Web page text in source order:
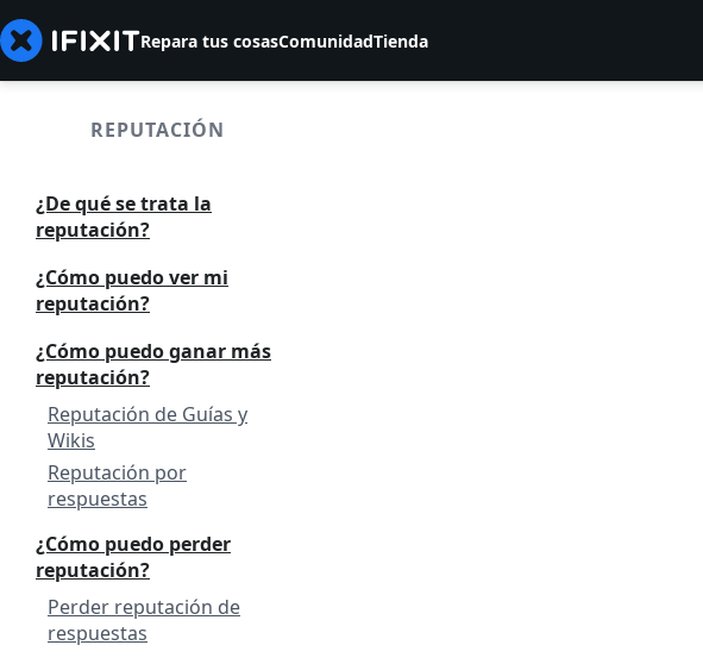
Repara tus cosasComunidadTienda
REPUTACIÓN
¿De qué se trata la
reputación?
¿Cómo puedo ver mi
reputación?
¿Cómo puedo ganar más
reputación?
Reputación de Guías y
Wikis
Reputación por
respuestas
¿Cómo puedo perder
reputación?
Perder reputación de
respuestas